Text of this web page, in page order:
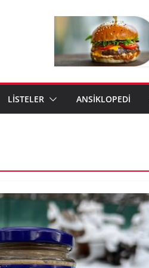
LİSTELER ANSİKLOPEDİ